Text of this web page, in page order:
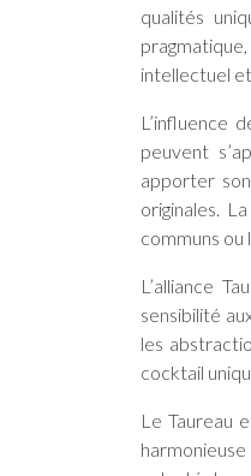
qualités
intellectuel
L’influence
peuvent
apporter
originales.
communs ou
L’alliance
sensibilité
les
cocktail
Le Taureau